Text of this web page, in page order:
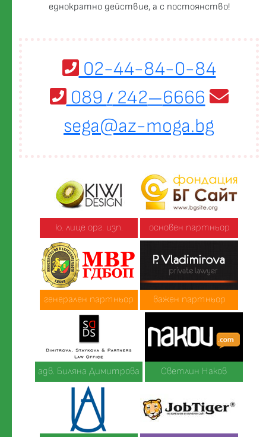
еднократно действие, а с постоянство!
02-44-84-0-84
089 /242—6666
sega@az-moga.bg
ю. лице орг. изп. основен партньор
генерален партньор важен партньор
адв. Биляна Димитрова Светлин Наков